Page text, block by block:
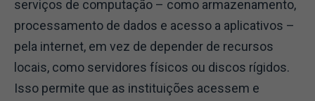
serviços de computação – como armazenamento,
processamento de dados e acesso a aplicativos –
pela internet, em vez de depender de recursos
locais, como servidores físicos ou discos rígidos.
Isso permite que as instituições acessem e